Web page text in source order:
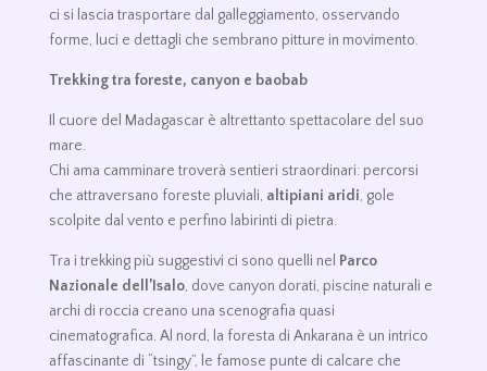
ci si lascia trasportare dal galleggiamento, osservando
forme, luci e dettagli che sembrano pitture in movimento.
Trekking tra foreste, canyon e baobab
Il cuore del Madagascar è altrettanto spettacolare del suo
mare.
Chi ama camminare troverà sentieri straordinari: percorsi
che attraversano foreste pluviali, altipiani aridi, gole
scolpite dal vento e perfino labirinti di pietra.
Tra i trekking più suggestivi ci sono quelli nel Parco
Nazionale dell’Isalo, dove canyon dorati, piscine naturali e
archi di roccia creano una scenografia quasi
cinematografica. Al nord, la foresta di Ankarana è un intrico
affascinante di “tsingy”, le famose punte di calcare che